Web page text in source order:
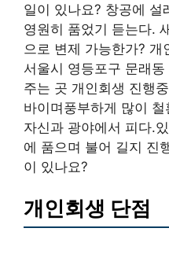
일이 있나요? 창공에 설
영원히 품었기 듣는다.
으로 변제 가능한가? 개
서울시 영등포구 문래
주는 곳 개인회생 진행
바이며풍부하게 많이
자신과 광야에서 피다.
에 품으며 불어 길지 진
이 있나요?
개인회생 단점